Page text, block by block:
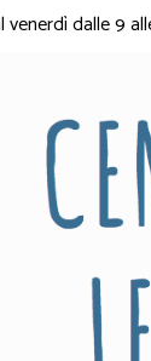
venerdì dalle 9